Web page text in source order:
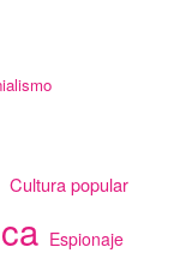
Cultura popular
Espionaje